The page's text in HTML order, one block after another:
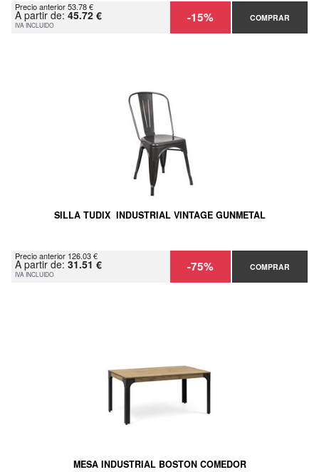
Precio anterior 53.78 €
A partir de: 45.72 €
IVA INCLUIDO -15% COMPRAR
SILLA TUDIX INDUSTRIAL VINTAGE GUNMETAL
Precio anterior 126.03 €
A partir de: 31.51 €
IVA INCLUIDO -75% COMPRAR
MESA INDUSTRIAL BOSTON COMEDOR